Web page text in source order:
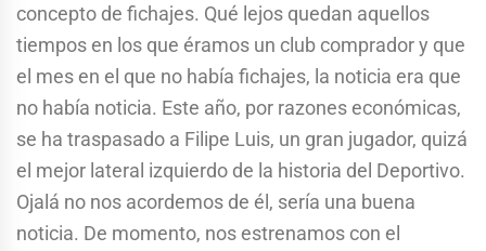
concepto de fichajes. Qué lejos quedan aquellos
tiempos en los que éramos un club comprador y que
el mes en el que no había fichajes, la noticia era que
no había noticia. Este año, por razones económicas,
se ha traspasado a Filipe Luis, un gran jugador, quizá
el mejor lateral izquierdo de la historia del Deportivo.
Ojalá no nos acordemos de él, sería una buena
noticia. De momento, nos estrenamos con el